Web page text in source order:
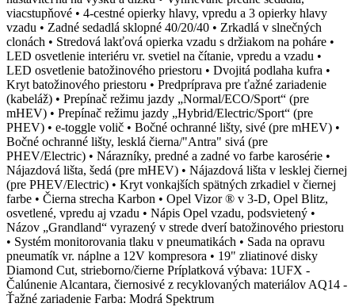
viacstupňové • 4-cestné opierky hlavy, vpredu a 3 opierky hlavy
vzadu • Zadné sedadlá sklopné 40/20/40 • Zrkadlá v slnečných
clonách • Stredová lakťová opierka vzadu s držiakom na poháre •
LED osvetlenie interiéru vr. svetiel na čítanie, vpredu a vzadu •
LED osvetlenie batožinového priestoru • Dvojitá podlaha kufra •
Kryt batožinového priestoru • Predpríprava pre ťažné zariadenie
(kabeláž) • Prepínač režimu jazdy „Normal/ECO/Sport“ (pre
mHEV) • Prepínač režimu jazdy „Hybrid/Electric/Sport“ (pre
PHEV) • e-toggle volič • Bočné ochranné lišty, sivé (pre mHEV) •
Bočné ochranné lišty, lesklá čierna/"Antra" sivá (pre
PHEV/Electric) • Nárazníky, predné a zadné vo farbe karosérie •
Nájazdová lišta, šedá (pre mHEV) • Nájazdová lišta v lesklej čiernej
(pre PHEV/Electric) • Kryt vonkajších spätných zrkadiel v čiernej
farbe • Čierna strecha Karbon • Opel Vizor ® v 3-D, Opel Blitz,
osvetlené, vpredu aj vzadu • Nápis Opel vzadu, podsvietený •
Názov „Grandland“ vyrazený v strede dverí batožinového priestoru
• Systém monitorovania tlaku v pneumatikách • Sada na opravu
pneumatík vr. náplne a 12V kompresora • 19" zliatinové disky
Diamond Cut, strieborno/čierne Príplatková výbava: 1UFX -
Čalúnenie Alcantara, čiernosivé z recyklovaných materiálov AQ14 -
Ťažné zariadenie Farba: Modrá Spektrum